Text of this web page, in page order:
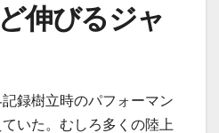
伸びるジャ
録樹立時のパフォーマン
いた。むしろ多くの陸上